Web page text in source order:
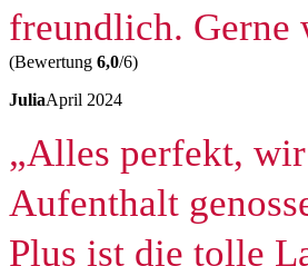
freundlich. Gerne
(Bewertung 6,0/6)
JuliaApril 2024
„Alles perfekt,
Aufenthalt
Plus ist die tolle